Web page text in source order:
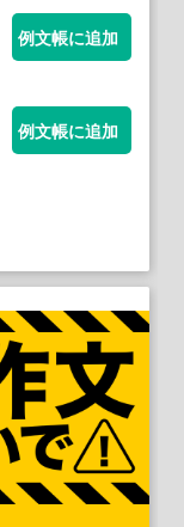
例文帳に追加
例文帳に追加